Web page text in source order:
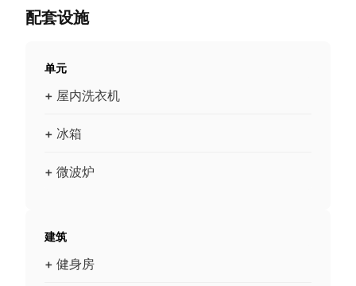
配套设施
单元
+ 屋内洗衣机
+ 冰箱
+ 微波炉
建筑
+ 健身房